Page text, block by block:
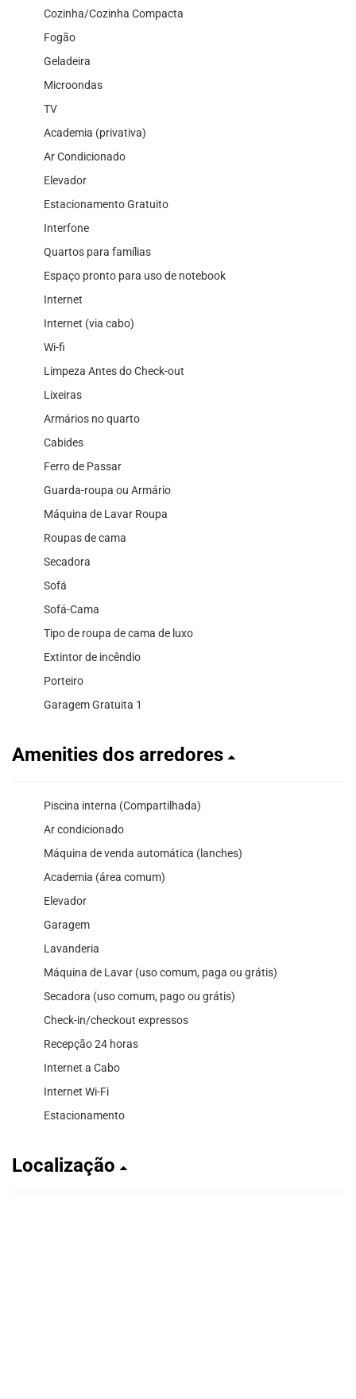
Cozinha/Cozinha Compacta
Fogão
Geladeira
Microondas
TV
Academia (privativa)
Ar Condicionado
Elevador
Estacionamento Gratuito
Interfone
Quartos para famílias
Espaço pronto para uso de notebook
Internet
Internet (via cabo)
Wi-fi
Limpeza Antes do Check-out
Lixeiras
Armários no quarto
Cabides
Ferro de Passar
Guarda-roupa ou Armário
Máquina de Lavar Roupa
Roupas de cama
Secadora
Sofá
Sofá-Cama
Tipo de roupa de cama de luxo
Extintor de incêndio
Porteiro
Garagem Gratuita 1
Amenities dos arredores
Piscina interna (Compartilhada)
Ar condicionado
Máquina de venda automática (lanches)
Academia (área comum)
Elevador
Garagem
Lavanderia
Máquina de Lavar (uso comum, paga ou grátis)
Secadora (uso comum, pago ou grátis)
Check-in/checkout expressos
Recepção 24 horas
Internet a Cabo
Internet Wi-Fi
Estacionamento
Localização